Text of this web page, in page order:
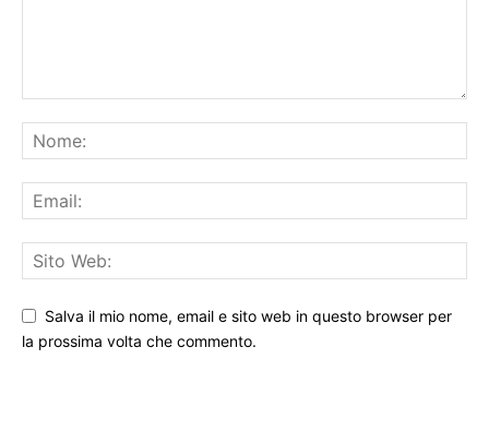
Salva il mio nome, email e sito web in questo browser per
la prossima volta che commento.